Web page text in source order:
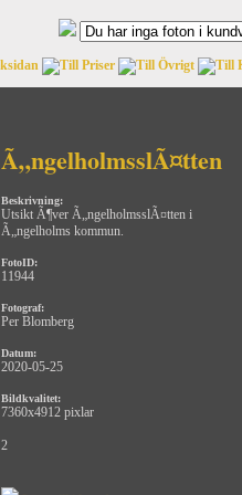
Ã„ngelholmsslÃ¤tten
Beskrivning:
Utsikt Ã¶ver Ã„ngelholmsslÃ¤tten i
Ã„ngelholms kommun.
FotoID:
11944
Fotograf:
Per Blomberg
Datum:
2020-05-25
Bildkvalitet:
7360x4912 pixlar
2